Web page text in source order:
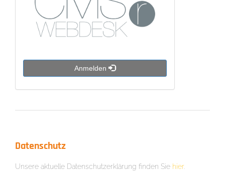
Anmelden
Datenschutz
Unsere aktuelle Datenschutzerklärung finden Sie hier.